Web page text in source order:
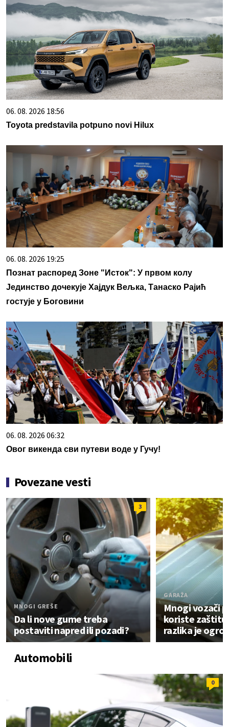
06. 08. 2026 18:56
Toyota predstavila potpuno novi Hilux
06. 08. 2026 19:25
Познат распоред Зоне "Исток": У првом колу
Јединство дочекује Хајдук Вељка, Танаско Рајић
гостује у Боговини
06. 08. 2026 06:32
Овог викенда сви путеви воде у Гучу!
Povezane vesti
3
MNOGI GREŠE
Da li nove gume treba
postaviti napred ili pozadi?
GARAŽA
Mnogi vozači
koriste zaštitu
razlika je
Automobili
0